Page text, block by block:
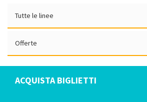
Tutte le linee
Offerte
ACQUISTA BIGLIETTI